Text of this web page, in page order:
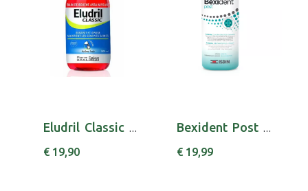
Eludril Classic Colut 500ml
€ 19,90
Bexident Post Colut 250ml
€ 19,99